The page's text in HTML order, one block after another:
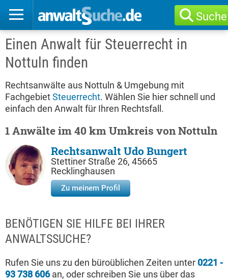
Suche
Einen Anwalt für Steuerrecht in
Nottuln finden
Rechtsanwälte aus Nottuln & Umgebung mit
FachgebietSteuerrecht. Wählen Sie hier schnell und
einfach den Anwalt für Ihren Rechtsfall.
1 Anwälte im 40 km Umkreis von Nottuln
Rechtsanwalt Udo Bungert
Stettiner Straße 26, 45665
Recklinghausen
Zu meinem Profil
BENÖTIGEN SIE HILFE BEI IHRER
ANWALTSSUCHE?
Rufen Sie uns zu den büroüblichen Zeiten unter 0221 -
93 738 606an, oder schreiben Sie uns über das